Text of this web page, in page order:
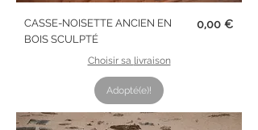
CASSE-NOISETTE ANCIEN EN
BOIS SCULPTÉ
Prix
0,00 €
Choisir sa livraison
Adopté(e)!